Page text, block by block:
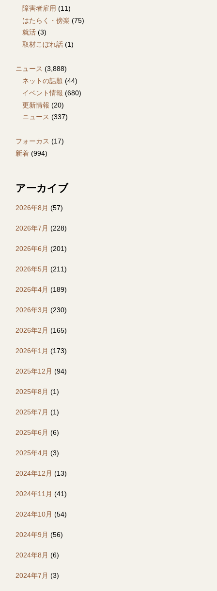
障害者雇用 (11)
はたらく・傍楽 (75)
就活 (3)
取材こぼれ話 (1)
ニュース (3,888)
ネットの話題 (44)
イベント情報 (680)
更新情報 (20)
ニュース (337)
フォーカス (17)
新着 (994)
アーカイブ
2026年8月 (57)
2026年7月 (228)
2026年6月 (201)
2026年5月 (211)
2026年4月 (189)
2026年3月 (230)
2026年2月 (165)
2026年1月 (173)
2025年12月 (94)
2025年8月 (1)
2025年7月 (1)
2025年6月 (6)
2025年4月 (3)
2024年12月 (13)
2024年11月 (41)
2024年10月 (54)
2024年9月 (56)
2024年8月 (6)
2024年7月 (3)